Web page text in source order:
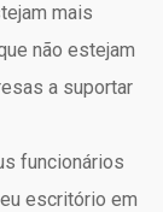
mais
não estejam
a suportar
funcionários
escritório em